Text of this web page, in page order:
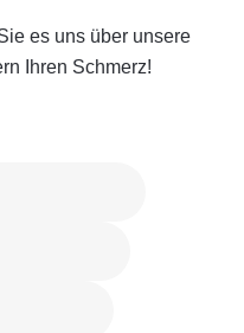
es uns über unsere
Ihren Schmerz!